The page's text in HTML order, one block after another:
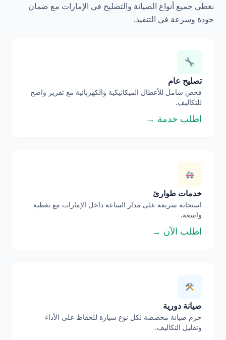
نغطي جميع أنواع الصيانة والتصليح في الإمارات مع ضمان
جودة وسرعة في التنفيذ.
تصليح عام
فحص شامل للأعطال الميكانيكية والكهربائية مع تقرير واضح
للتكاليف.
اطلب خدمة →
خدمات طوارئ
استجابة سريعة على مدار الساعة داخل الإمارات مع تغطية
واسعة.
اطلب الآن →
صيانة دورية
حزم صيانة مخصصة لكل نوع سيارة للحفاظ على الأداء
وتقليل التكاليف.